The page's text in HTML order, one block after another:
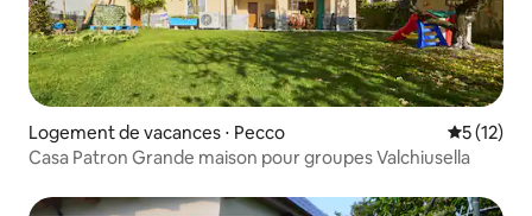
Logement de vacances ⋅ Pecco
5 (12)
Casa Patron Grande maison pour groupes Valchiusella